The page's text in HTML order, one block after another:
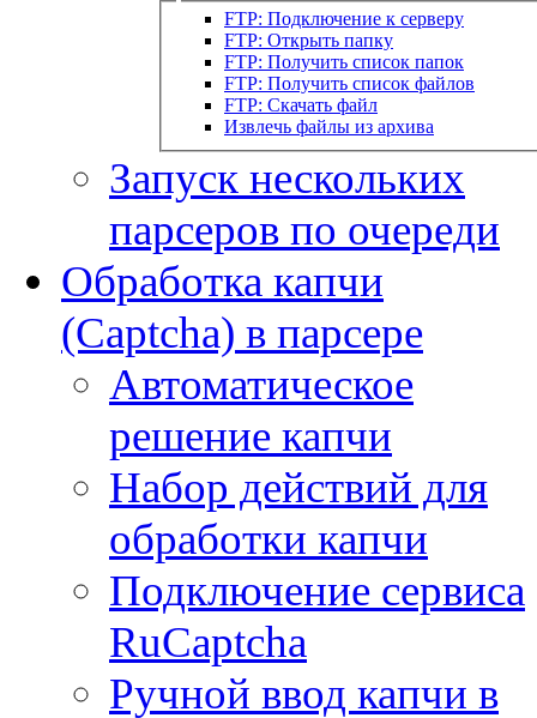
FTP: Подключение к серверу
FTP: Открыть папку
FTP: Получить список папок
FTP: Получить список файлов
FTP: Скачать файл
Извлечь файлы из архива
Запуск нескольких
парсеров по очереди
Обработка капчи
(Captcha) в парсере
Автоматическое
решение капчи
Набор действий для
обработки капчи
Подключение сервиса
RuCaptcha
Ручной ввод капчи в